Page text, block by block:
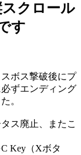
クロール
す
ボス撃破後にプ
ずエンディング
。
ス廃止、またこ
Key（Xボタ